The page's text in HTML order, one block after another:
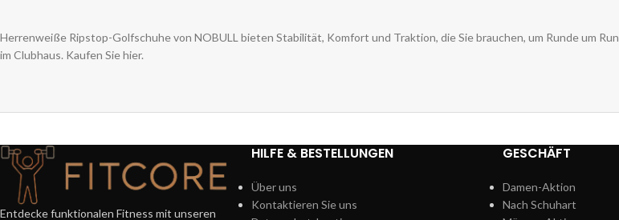
Herrenweiße Ripstop-Golfschuhe von NOBULL bieten Stabilität, Komfort und Traktion, die Sie brauchen, um Runde um
im Clubhaus. Kaufen Sie hier.
Entdecke funktionalen Fitness mit unseren
HILFE & BESTELLUNGEN
Über uns
Kontaktieren Sie uns
GESCHÄFT
Damen-Aktion
Nach Schuhart